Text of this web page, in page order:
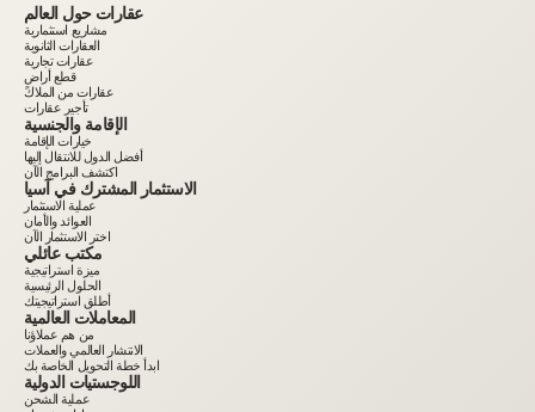
عقارات حول العالم
مشاريع استثمارية
العقارات الثانوية
عقارات تجارية
قطع أراضٍ
عقارات من الملاك
تأجير عقارات
الإقامة والجنسية
خيارات الإقامة
أفضل الدول للانتقال إليها
اكتشف البرامج الآن
الاستثمار المشترك في آسيا
عملية الاستثمار
العوائد والأمان
اختر الاستثمار الآن
مكتب عائلي
ميزة استراتيجية
الحلول الرئيسية
أطلق استراتيجيتك
المعاملات العالمية
من هم عملاؤنا
الانتشار العالمي والعملات
ابدأ خطة التحويل الخاصة بك
اللوجستيات الدولية
عملية الشحن